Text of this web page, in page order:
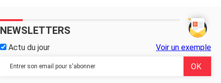
NEWSLETTERS
Actu du jour Voir un exemple